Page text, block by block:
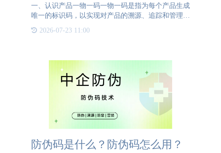
一、认识产品一物一码一物一码是指为每个产品生成
唯一的标识码，以实现对产品的溯源、追踪和管理。
的生产、加工、运输等信息关联起来，形成一张完整
2026-07-23 11:00
防伪码是什么？防伪码怎么用？